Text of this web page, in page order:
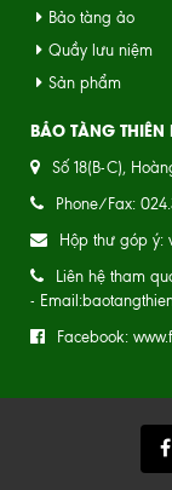
Bảo tàng ảo
Quầy lưu niệm
Sản phẩm
BẢO TÀNG THIÊN
Số 18(B-C),
Phone/Fax:
Hộp thư góp ý:
Liên hệ tham
-
Facebook: